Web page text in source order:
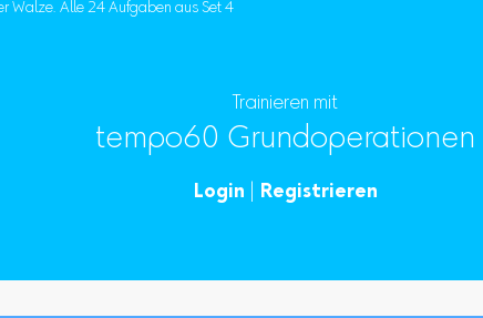
Walze. Alle 24 Aufgaben aus Set 4
Trainieren mit
tempo60 Grundoperationen
Login Registrieren